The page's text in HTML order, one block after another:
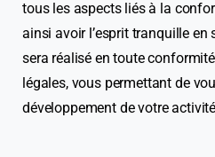
tous les aspects liés à la
ainsi avoir l’esprit tranquille
sera réalisé en toute
légales, vous permettant de
développement de votre